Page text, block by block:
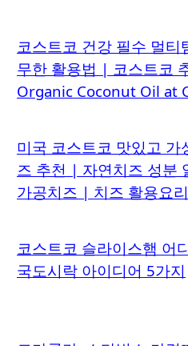
코스트코 건강 필수 멀
무한 활용법 | 코스트코
Organic Coconut Oil at
미국 코스트코 맛있고 가
즈 추천 | 자연치즈 성분
가공치즈 | 치즈 활용요
코스트코 슬라이스햄 어
국도시락 아이디어 5가지